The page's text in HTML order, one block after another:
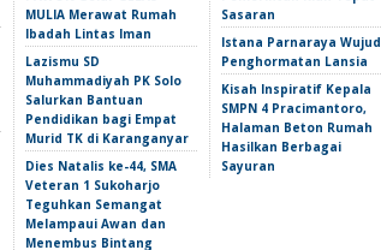
MULIA Merawat Rumah
Ibadah Lintas Iman
Lazismu SD
Muhammadiyah PK Solo
Salurkan Bantuan
Pendidikan bagi Empat
Murid TK di Karanganyar
Dies Natalis ke-44, SMA
Veteran 1 Sukoharjo
Teguhkan Semangat
Melampaui Awan dan
Menembus Bintang
Sasaran
Istana Parnaraya Wujud
Penghormatan Lansia
Kisah Inspiratif Kepala
SMPN 4 Pracimantoro,
Halaman Beton Rumah
Hasilkan Berbagai
Sayuran